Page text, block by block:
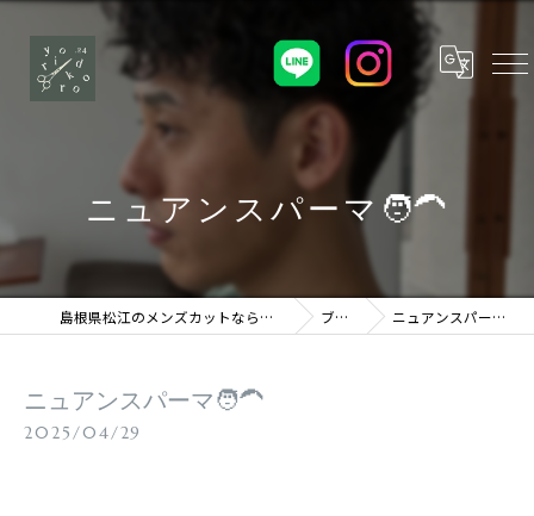
ニュアンスパーマ🧑‍🦱
島根県松江のメンズカットならよりどころ ブログ ニュアンスパーマ🧑‍🦱
ニュアンスパーマ🧑‍🦱
2025/04/29